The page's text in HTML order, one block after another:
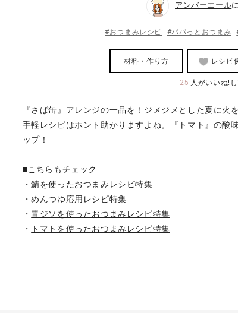
アンバーエール
#おつまみレシピ #パパっとおつまみ
材料・作り方 レシピ
25 人がいいね!
『さば缶』アレンジの一品を！ジメジメとした夏に
手軽レシピはホント助かりますよね。『トマト』の酸
ップ！
■こちらもチェック
・鯖を使ったおつまみレシピ特集
・めんつゆ応用レシピ特集
・青ジソを使ったおつまみレシピ特集
・
トマトを使ったおつまみレシピ特集